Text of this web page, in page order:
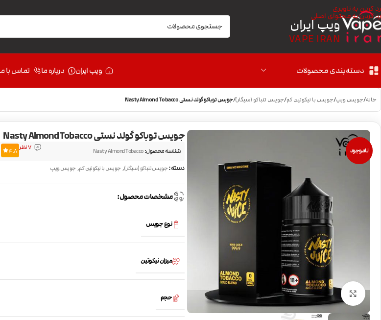
رد کردن به ناوبری
رد کردن به محتوای اصلی
ویپ ایران
VAPE IRAN
دسته‌بندی محصولات ویپ ایران درباره ما تماس با
خانه/جویس ویپ/جویس با نیکوتین کم/جویس تنباکو (سیگار)/جویس توباکو گولد نستی Nasty Almond Tobacco
ناموجود
بزرگنمایی تصویر
جویس توباکو گولد نستی Nasty Almond Tobacco
شناسه محصول:Nasty Almond Tobacco 7 نظر 4.8
دسته:جویس تنباکو (سیگار), جویس با نیکوتین کم, جویس ویپ
مشخصات محصول:
نوع جویس
میزان نیکوتین
حجم